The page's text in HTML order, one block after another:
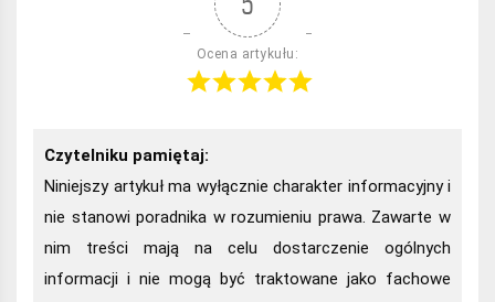
Ocena artykułu:
Czytelniku pamiętaj:
Niniejszy artykuł ma wyłącznie charakter informacyjny i
nie stanowi poradnika w rozumieniu prawa. Zawarte w
nim treści mają na celu dostarczenie ogólnych
informacji i nie mogą być traktowane jako fachowe